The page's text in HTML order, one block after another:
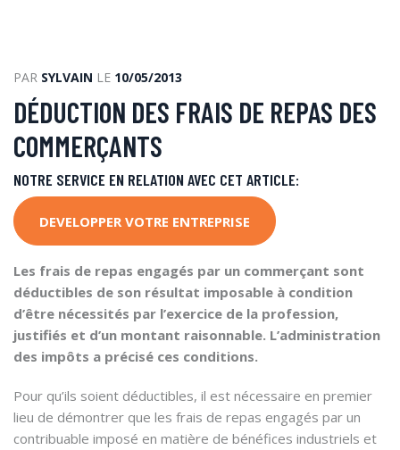
PAR SYLVAIN LE 10/05/2013
DÉDUCTION DES FRAIS DE REPAS DES
COMMERÇANTS
NOTRE SERVICE EN RELATION AVEC CET ARTICLE:
DEVELOPPER VOTRE ENTREPRISE
Les frais de repas engagés par un commerçant sont
déductibles de son résultat imposable à condition
d’être nécessités par l’exercice de la profession,
justifiés et d’un montant raisonnable. L’administration
des impôts a précisé ces conditions.
Pour qu’ils soient déductibles, il est nécessaire en premier
lieu de démontrer que les frais de repas engagés par un
contribuable imposé en matière de bénéfices industriels et